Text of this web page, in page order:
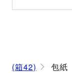
(箱42) 包紙